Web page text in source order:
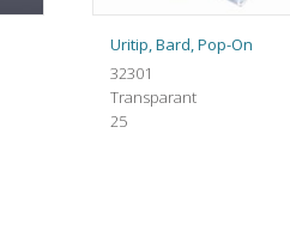
Uritip, Bard, Pop-On
32301
Transparant
25